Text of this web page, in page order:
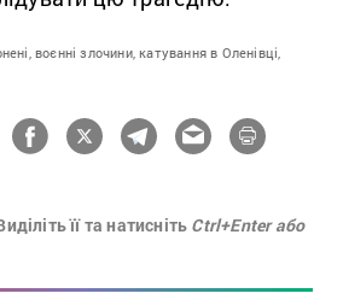
воєнні злочини, катування в Оленівці,
її та натисніть Ctrl+Enter або